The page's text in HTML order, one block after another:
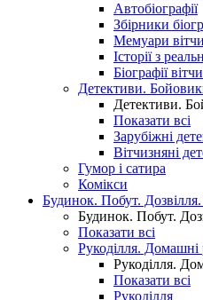
Автобіографії
Збірники
Мемуари
Історії з
Біографії
Детективи.
Детективи.
Показати всі
Зарубіжні
Вітчизняні
Гумор і сатира
Комікси
Будинок. Побут.
Будинок. Побут.
Показати всі
Рукоділля. Домашні
Рукоділля.
Показати всі
Рукоділля